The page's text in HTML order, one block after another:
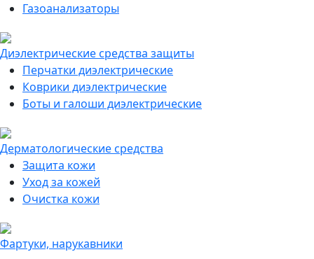
Газоанализаторы
Диэлектрические средства защиты
Перчатки диэлектрические
Коврики диэлектрические
Боты и галоши диэлектрические
Дерматологические средства
Защита кожи
Уход за кожей
Очистка кожи
Фартуки, нарукавники